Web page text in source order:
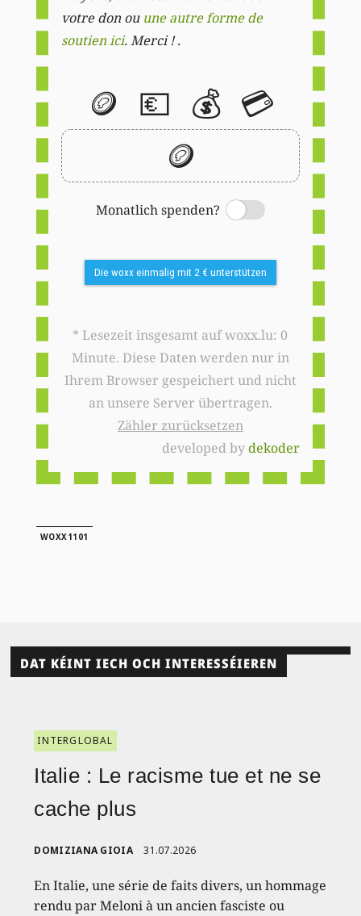
votre don ou une autre forme de
soutien ici. Merci ! .
🪙 💶 💰 💳
🪙
Monatlich spenden?
Switch
Die woxx einmalig mit 2 € unterstützen
* Lesezeit insgesamt auf woxx.lu: 0
Minute. Diese Daten werden nur in
Ihrem Browser gespeichert und nicht
an unsere Server übertragen.
Zähler zurücksetzen
developed bydekoder
WOXX1101
DAT KÉINT IECH OCH INTERESSÉIEREN
INTERGLOBAL
Italie : Le racisme tue et ne se
cache plus
DOMIZIANA GIOIA 31.07.2026
En Italie, une série de faits divers, un hommage
rendu par Meloni à un ancien fasciste ou